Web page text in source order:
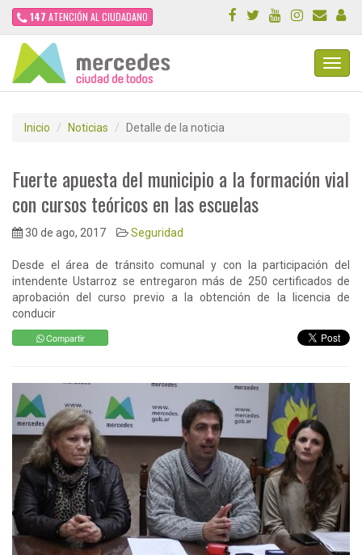
147 ATENCIÓN AL CIUDADANO
Inicio Noticias Detalle de la noticia
Fuerte apuesta del municipio a la formación vial
con cursos teóricos en las escuelas
30 de ago, 2017 Seguridad
Desde el área de tránsito comunal y con la participación del
intendente Ustarroz se entregaron más de 250 certificados de
aprobación del curso previo a la obtención de la licencia de
conducir
Compartir